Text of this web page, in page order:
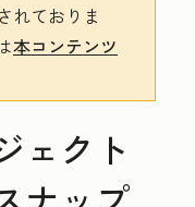
れておりま
本コンテンツ
ェクト